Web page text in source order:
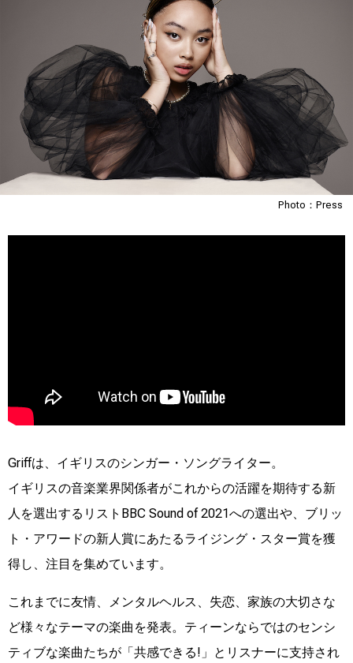
Photo：Press
Griffは、イギリスのシンガー・ソングライター。
イギリスの音楽業界関係者がこれからの活躍を期待する新
人を選出するリストBBC Sound of 2021への選出や、ブリッ
ト・アワードの新人賞にあたるライジング・スター賞を獲
得し、注目を集めています。
これまでに友情、メンタルヘルス、失恋、家族の大切さな
ど様々なテーマの楽曲を発表。ティーンならではのセンシ
ティブな楽曲たちが「共感できる!」とリスナーに支持され